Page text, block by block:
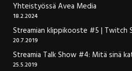
Yhteistyössä Avea Media
18.2.2024
Streamian klippikooste #5 | Twitch
20.7.2019
Streamia Talk Show #4: Mitä sinä
25.5.2019